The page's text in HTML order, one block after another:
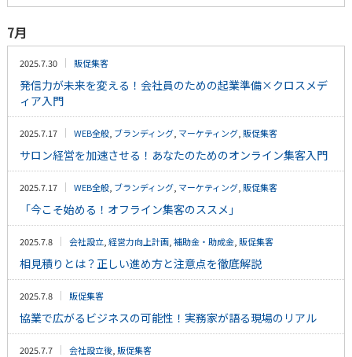
7月
2025.7.30 販促集客
発信力が未来を変える！会社員のための起業準備×クロスメデ
ィア入門
2025.7.17 WEB全般, ブランディング, マーケティング, 販促集客
サロン経営を加速させる！あなたのためのオンライン集客入門
2025.7.17 WEB全般, ブランディング, マーケティング, 販促集客
「今こそ始める！オフライン集客のススメ」
2025.7.8 会社設立, 経営力向上計画, 補助金・助成金, 販促集客
相見積りとは？正しい進め方と注意点を徹底解説
2025.7.8 販促集客
協業で広がるビジネスの可能性！実務家が語る現場のリアル
2025.7.7 会社設立後, 販促集客